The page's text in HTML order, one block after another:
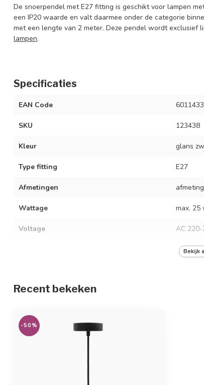
De snoerpendel met E27 fitting is geschikt voor lampen
een IP20 waarde en valt daarmee onder de categorie
met een lengte van 2 meter. Deze pendel wordt exclusief
lampen.
Specificaties
EAN Code
SKU 123438
Kleur glans
Type fitting E27
Afmetingen
Wattage max. 25
Voltage AC 220-
IP20Bekijk
Recent bekeken
-50%